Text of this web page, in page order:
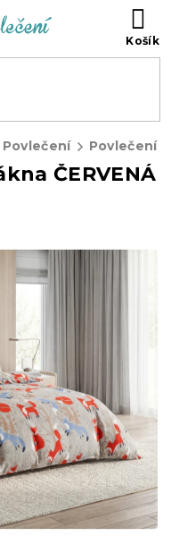
Povlečení Povlečení
ČERVENÁ